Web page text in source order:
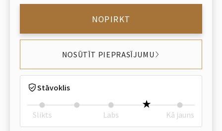
NOPIRKT
NOSŪTĪT PIEPRASĪJUMU
Stāvoklis
Slikts Labs Kā jauns